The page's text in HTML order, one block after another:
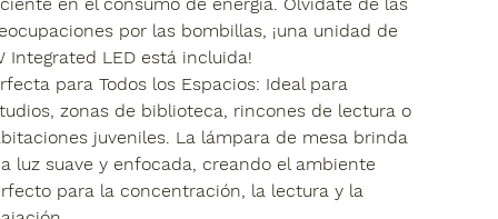
por las bombillas, ¡una unidad de
Integrated LED está incluida!
para Todos los Espacios: Ideal para
zonas de biblioteca, rincones de lectura o
juveniles. La lámpara de mesa brinda
luz suave y enfocada, creando el ambiente
para la concentración, la lectura y la